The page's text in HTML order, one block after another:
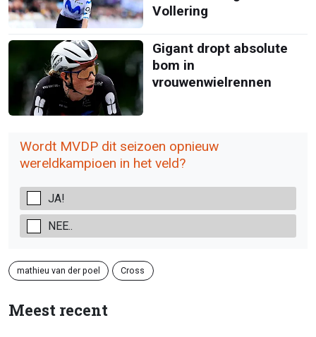
Vollering
Gigant dropt absolute
bom in
vrouwenwielrennen
Wordt MVDP dit seizoen opnieuw
wereldkampioen in het veld?
JA!
NEE..
mathieu van der poel Cross
Meest recent